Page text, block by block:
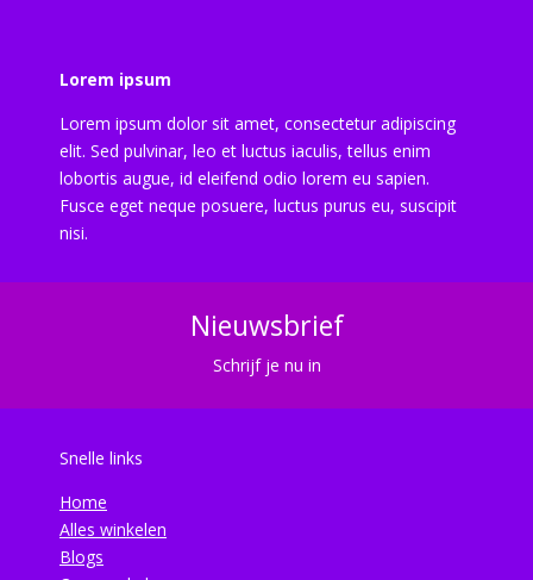
Lorem ipsum
Lorem ipsum dolor sit amet, consectetur adipiscing
elit. Sed pulvinar, leo et luctus iaculis, tellus enim
lobortis augue, id eleifend odio lorem eu sapien.
Fusce eget neque posuere, luctus purus eu, suscipit
nisi.
Nieuwsbrief
Schrijf je nu in
Snelle links
Home
Alles winkelen
Blogs